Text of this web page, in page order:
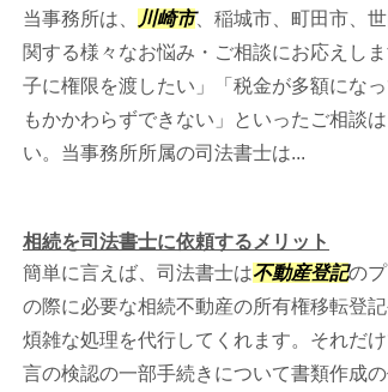
当事務所は、
川崎市、稲城市、町田市、
関する様々なお悩み・ご相談にお応えし
子に権限を渡したい」「税金が多額にな
もかかわらずできない」といったご相談
い。当事務所所属の司法書士は...
相続を司法書士に依頼するメリット
簡単に言えば、司法書士は不動産登記の
の際に必要な相続不動産の所有権移転登
煩雑な処理を代行してくれます。それだ
言の検認の一部手続きについて書類作成